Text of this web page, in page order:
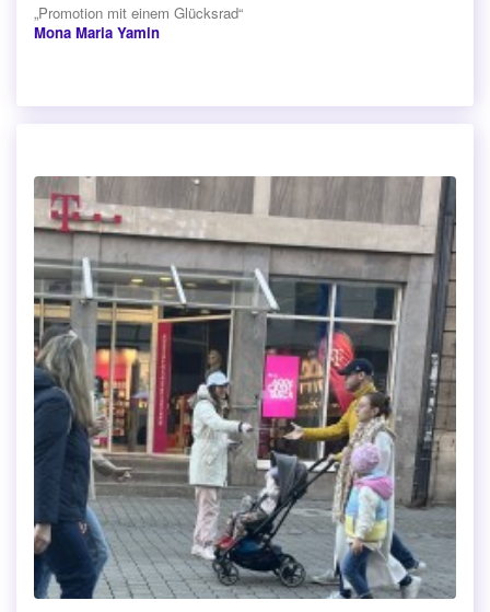
„Promotion mit einem Glücksrad“
Mona Maria Yamin